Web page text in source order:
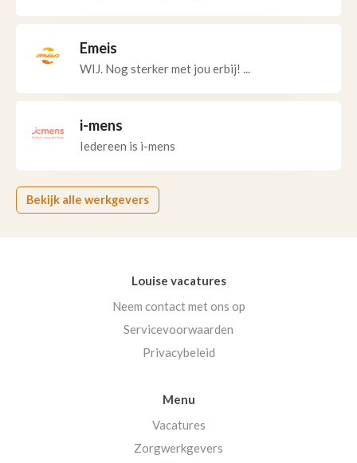
Emeis
WIJ. Nog sterker met jou erbij! ...
i-mens
Iedereen is i-mens
Bekijk alle werkgevers
Louise vacatures
Neem contact met ons op
Servicevoorwaarden
Privacybeleid
Menu
Vacatures
Zorgwerkgevers